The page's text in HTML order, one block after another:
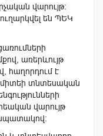
վարույթ:
են ՊԵԿ
առերևույթ
հաղորդում է
տնտեսական
վարույթ